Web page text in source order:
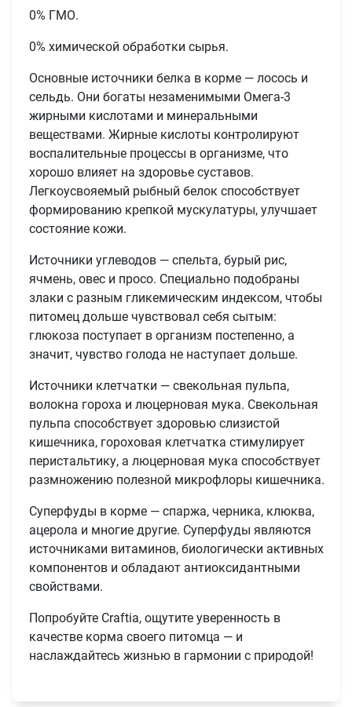
0% ГМО.
0% химической обработки сырья.
Основные источники белка в корме — лосось и
сельдь. Они богаты незаменимыми Омега-3
жирными кислотами и минеральными
веществами. Жирные кислоты контролируют
воспалительные процессы в организме, что
хорошо влияет на здоровье суставов.
Легкоусвояемый рыбный белок способствует
формированию крепкой мускулатуры, улучшает
состояние кожи.
Источники углеводов — спельта, бурый рис,
ячмень, овес и просо. Специально подобраны
злаки с разным гликемическим индексом, чтобы
питомец дольше чувствовал себя сытым:
глюкоза поступает в организм постепенно, а
значит, чувство голода не наступает дольше.
Источники клетчатки — свекольная пульпа,
волокна гороха и люцерновая мука. Свекольная
пульпа способствует здоровью слизистой
кишечника, гороховая клетчатка стимулирует
перистальтику, а люцерновая мука способствует
размножению полезной микрофлоры кишечника.
Суперфуды в корме — спаржа, черника, клюква,
ацерола и многие другие. Суперфуды являются
источниками витаминов, биологически активных
компонентов и обладают антиоксидантными
свойствами.
Попробуйте Craftia, ощутите уверенность в
качестве корма своего питомца — и
наслаждайтесь жизнью в гармонии с природой!
Имя
Телефон
E-mail
отправить